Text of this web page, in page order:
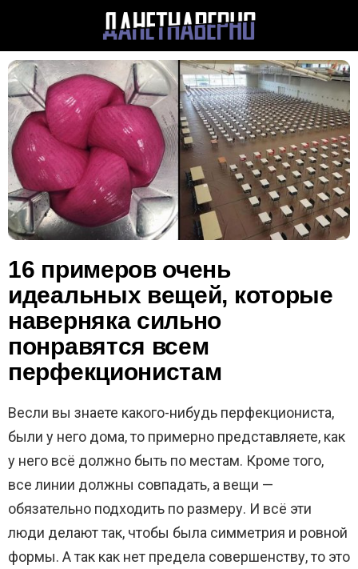
16 примеров очень
идеальных вещей, которые
наверняка сильно
понравятся всем
перфекционистам
Весли вы знаете какого-нибудь перфекциониста,
были у него дома, то примерно представляете, как
у него всё должно быть по местам. Кроме того,
все линии должны совпадать, а вещи —
обязательно подходить по размеру. И всё эти
люди делают так, чтобы была симметрия и ровной
формы. А так как нет предела совершенству, то это